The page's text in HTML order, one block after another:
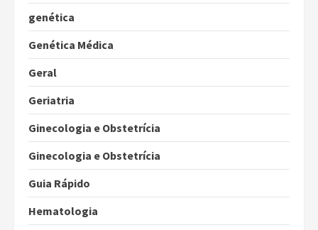
genética
Genética Médica
Geral
Geriatria
Ginecologia e Obstetrícia
Ginecologia e Obstetrícia
Guia Rápido
Hematologia